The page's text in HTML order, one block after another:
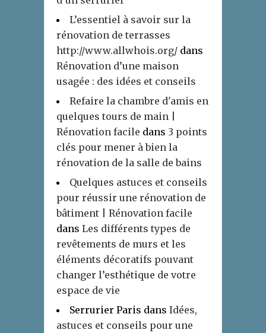
L’essentiel à savoir sur la
rénovation de terrasses
http://www.allwhois.org/ dans
Rénovation d’une maison
usagée : des idées et conseils
Refaire la chambre d'amis en
quelques tours de main |
Rénovation facile dans 3 points
clés pour mener à bien la
rénovation de la salle de bains
Quelques astuces et conseils
pour réussir une rénovation de
bâtiment | Rénovation facile
dans Les différents types de
revêtements de murs et les
éléments décoratifs pouvant
changer l’esthétique de votre
espace de vie
Serrurier Paris dans Idées,
astuces et conseils pour une